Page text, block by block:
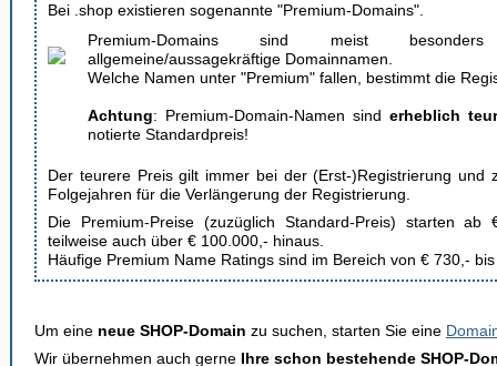
Bei .shop existieren sogenannte "Premium-Domains".
Premium-Domains sind meist
allgemeine/aussagekräftige Domainnamen.
Welche Namen unter "Premium" fallen, bestimmt die
Achtung: Premium-Domain-Namen sind erheblich
notierte Standardpreis!
Der teurere Preis gilt immer bei der (Erst-)Registrierung und
Folgejahren für die Verlängerung der Registrierung.
Die Premium-Preise (zuzüglich Standard-Preis) starten ab
teilweise auch über € 100.000,- hinaus.
Häufige Premium Name Ratings sind im Bereich von € 730,-
Um eine neue SHOP-Domain zu suchen, starten Sie eine
Wir übernehmen auch gerne Ihre schon bestehende SHOP-